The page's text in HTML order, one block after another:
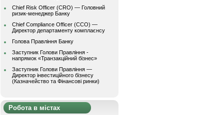
Chief Risk Officer (CRO) — Головний
ризик-менеджер Банку
Chief Compliance Officer (CCO) —
Директор департаменту комплаєнсу
Голова Правління Банку
Заступник Голови Правління -
напрямок «Транзакційний бізнес»
Заступник Голови Правління —
Директор інвестиційного бізнесу
(Казначейство та Фінансові ринки)
Робота в містах